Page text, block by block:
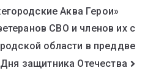
Аква Герои»
СВО и членов их с
области в преддве
защитника Отечества